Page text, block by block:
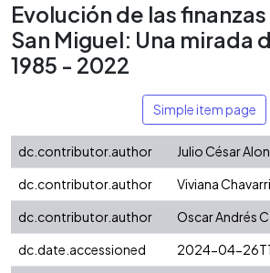
Evolución de las
San Miguel: Una mirada
1985 - 2022
Simple item page
dc.contributor.author
Julio César
dc.contributor.author
Viviana
dc.contributor.author
Oscar Andrés
dc.date.accessioned
2024-04-